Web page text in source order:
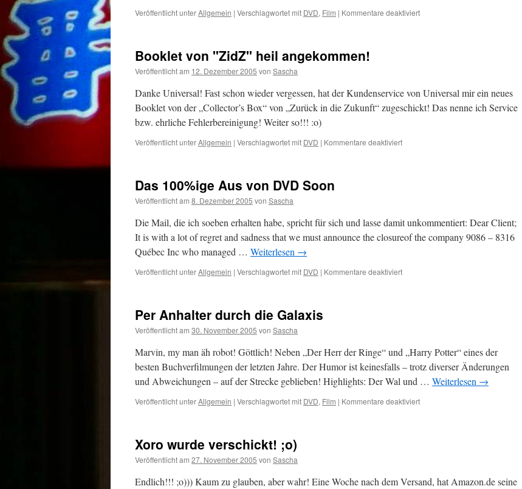
Veröffentlicht unterAllgemein | Verschlagwortet mit DVD, Film | Kommentare deaktiviertfür
Booklet von "ZidZ" heil angekommen!
Veröffentlicht am 12. Dezember 2005 von Sascha
Danke Universal! Fast schon wieder vergessen, hat der Kundenservice von Universal mir ein neues
Booklet von der „Collector’s Box“ von „Zurück in die Zukunft“ zugeschickt! Das nenne ich Service
bzw. ehrliche Fehlerbereinigung! Weiter so!!! :o)
Veröffentlicht unterAllgemein | Verschlagwortet mit DVD | Kommentare deaktiviertfür
Das 100%ige Aus von DVD Soon
Veröffentlicht am 8. Dezember 2005 von Sascha
Die Mail, die ich soeben erhalten habe, spricht für sich und lasse damit unkommentiert: Dear Client;
It is with a lot of regret and sadness that we must announce the closureof the company 9086 – 8316
Québec Inc who managed … Weiterlesen →
Veröffentlicht unterAllgemein | Verschlagwortet mit DVD | Kommentare deaktiviertfür
Per Anhalter durch die Galaxis
Veröffentlicht am 30. November 2005 von Sascha
Marvin, my man äh robot! Göttlich! Neben „Der Herr der Ringe“ und „Harry Potter“ eines der
besten Buchverfilmungen der letzten Jahre. Der Humor ist keinesfalls – trotz diverser Änderungen
und Abweichungen – auf der Strecke geblieben! Highlights: Der Wal und … Weiterlesen →
Veröffentlicht unterAllgemein | Verschlagwortet mit DVD, Film | Kommentare deaktiviertfür
Xoro wurde verschickt! ;o)
Veröffentlicht am 27. November 2005 von Sascha
Endlich!!! ;o))) Kaum zu glauben, aber wahr! Eine Woche nach dem Versand, hat Amazon.de seine